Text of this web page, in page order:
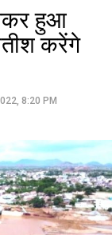
हुआ
करेंगे
8:20 PM